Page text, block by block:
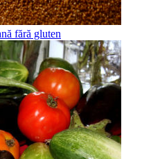
fără gluten